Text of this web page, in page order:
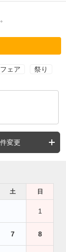
ェア 祭り
変更
土 日
1
7 8